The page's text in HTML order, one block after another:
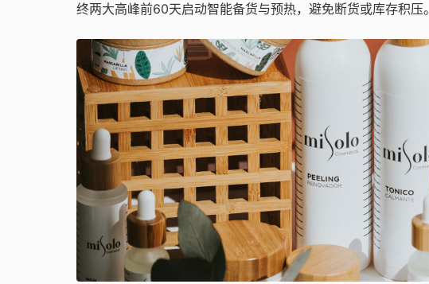
终两大高峰前60天启动智能备货与预热，避免断货或库存积压。